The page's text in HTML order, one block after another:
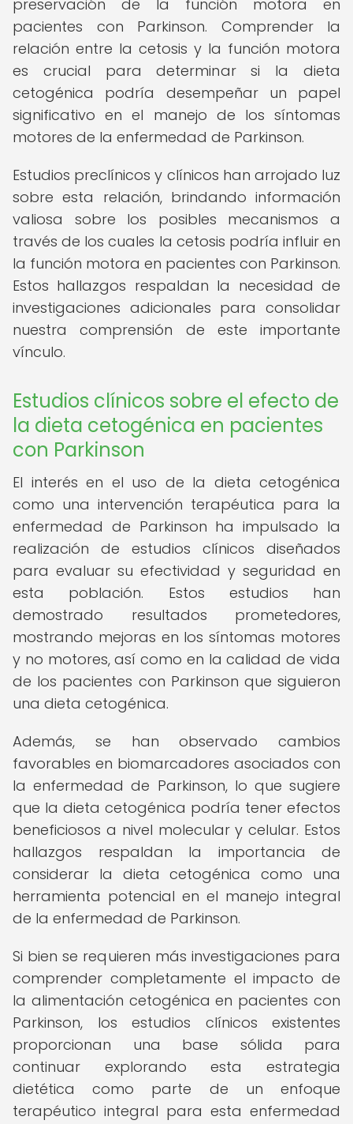
preservación de la función motora en
pacientes con Parkinson. Comprender la
relación entre la cetosis y la función motora
es crucial para determinar si la dieta
cetogénica podría desempeñar un papel
significativo en el manejo de los síntomas
motores de la enfermedad de Parkinson.
Estudios preclínicos y clínicos han arrojado luz
sobre esta relación, brindando información
valiosa sobre los posibles mecanismos a
través de los cuales la cetosis podría influir en
la función motora en pacientes con Parkinson.
Estos hallazgos respaldan la necesidad de
investigaciones adicionales para consolidar
nuestra comprensión de este importante
vínculo.
Estudios clínicos sobre el efecto de
la dieta cetogénica en pacientes
con Parkinson
El interés en el uso de la dieta cetogénica
como una intervención terapéutica para la
enfermedad de Parkinson ha impulsado la
realización de estudios clínicos diseñados
para evaluar su efectividad y seguridad en
esta población. Estos estudios han
demostrado resultados prometedores,
mostrando mejoras en los síntomas motores
y no motores, así como en la calidad de vida
de los pacientes con Parkinson que siguieron
una dieta cetogénica.
Además, se han observado cambios
favorables en biomarcadores asociados con
la enfermedad de Parkinson, lo que sugiere
que la dieta cetogénica podría tener efectos
beneficiosos a nivel molecular y celular. Estos
hallazgos respaldan la importancia de
considerar la dieta cetogénica como una
herramienta potencial en el manejo integral
de la enfermedad de Parkinson.
Si bien se requieren más investigaciones para
comprender completamente el impacto de
la alimentación cetogénica en pacientes con
Parkinson, los estudios clínicos existentes
proporcionan una base sólida para
continuar explorando esta estrategia
dietética como parte de un enfoque
terapéutico integral para esta enfermedad